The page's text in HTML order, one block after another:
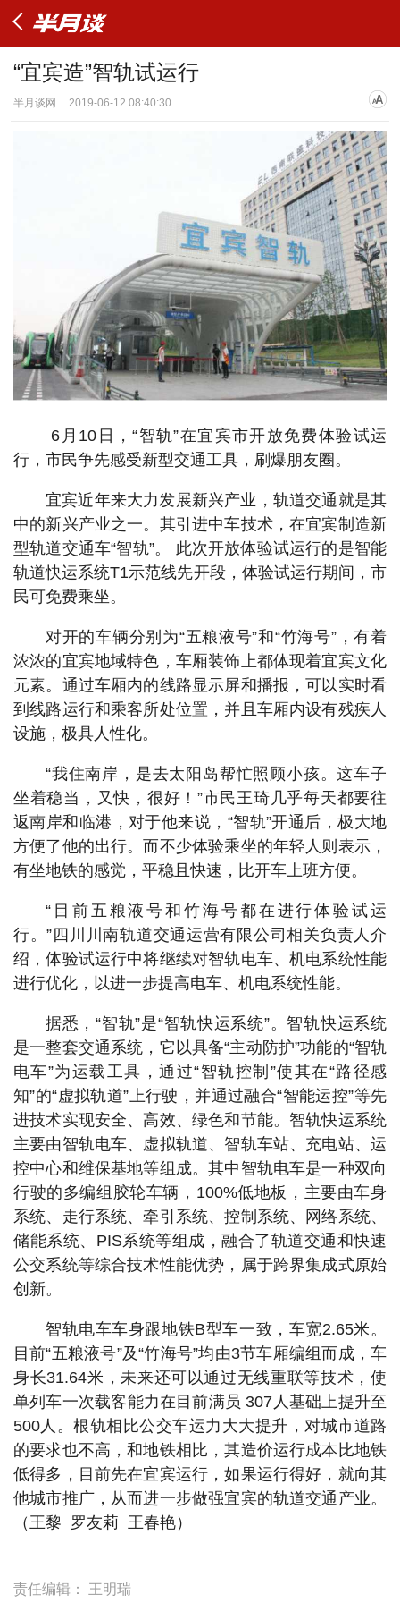
“宜宾造”智轨试运行
半月谈网 2019-06-12 08:40:30
6月10日，“智轨”在宜宾市开放免费体验试运
行，市民争先感受新型交通工具，刷爆朋友圈。
宜宾近年来大力发展新兴产业，轨道交通就是其
中的新兴产业之一。其引进中车技术，在宜宾制造新
型轨道交通车“智轨”。 此次开放体验试运行的是智能
轨道快运系统T1示范线先开段，体验试运行期间，市
民可免费乘坐。
对开的车辆分别为“五粮液号”和“竹海号”，有着
浓浓的宜宾地域特色，车厢装饰上都体现着宜宾文化
元素。通过车厢内的线路显示屏和播报，可以实时看
到线路运行和乘客所处位置，并且车厢内设有残疾人
设施，极具人性化。
“我住南岸，是去太阳岛帮忙照顾小孩。这车子
坐着稳当，又快，很好！”市民王琦几乎每天都要往
返南岸和临港，对于他来说，“智轨”开通后，极大地
方便了他的出行。而不少体验乘坐的年轻人则表示，
有坐地铁的感觉，平稳且快速，比开车上班方便。
“目前五粮液号和竹海号都在进行体验试运
行。”四川川南轨道交通运营有限公司相关负责人介
绍，体验试运行中将继续对智轨电车、机电系统性能
进行优化，以进一步提高电车、机电系统性能。
据悉，“智轨”是“智轨快运系统”。智轨快运系统
是一整套交通系统，它以具备“主动防护”功能的“智轨
电车”为运载工具，通过“智轨控制”使其在“路径感
知”的“虚拟轨道”上行驶，并通过融合“智能运控”等先
进技术实现安全、高效、绿色和节能。智轨快运系统
主要由智轨电车、虚拟轨道、智轨车站、充电站、运
控中心和维保基地等组成。其中智轨电车是一种双向
行驶的多编组胶轮车辆，100%低地板，主要由车身
系统、走行系统、牵引系统、控制系统、网络系统、
储能系统、PIS系统等组成，融合了轨道交通和快速
公交系统等综合技术性能优势，属于跨界集成式原始
创新。
智轨电车车身跟地铁B型车一致，车宽2.65米。
目前“五粮液号”及“竹海号”均由3节车厢编组而成，车
身长31.64米，未来还可以通过无线重联等技术，使
单列车一次载客能力在目前满员 307人基础上提升至
500人。根轨相比公交车运力大大提升，对城市道路
的要求也不高，和地铁相比，其造价运行成本比地铁
低得多，目前先在宜宾运行，如果运行得好，就向其
他城市推广，从而进一步做强宜宾的轨道交通产业。
（王黎 罗友莉 王春艳）
责任编辑： 王明瑞